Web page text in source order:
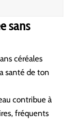
sans
céréales
santé de ton
contribue à
fréquents